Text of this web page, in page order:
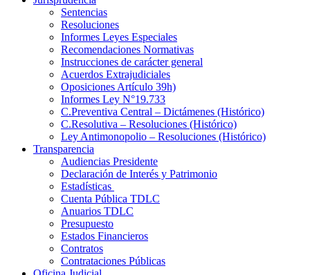
Sentencias
Resoluciones
Informes Leyes Especiales
Recomendaciones Normativas
Instrucciones de carácter general
Acuerdos Extrajudiciales
Oposiciones Artículo 39h)
Informes Ley N°19.733
C.Preventiva Central – Dictámenes (Histórico)
C.Resolutiva – Resoluciones (Histórico)
Ley Antimonopolio – Resoluciones (Histórico)
Transparencia
Audiencias Presidente
Declaración de Interés y Patrimonio
Estadísticas
Cuenta Pública TDLC
Anuarios TDLC
Presupuesto
Estados Financieros
Contratos
Contrataciones Públicas